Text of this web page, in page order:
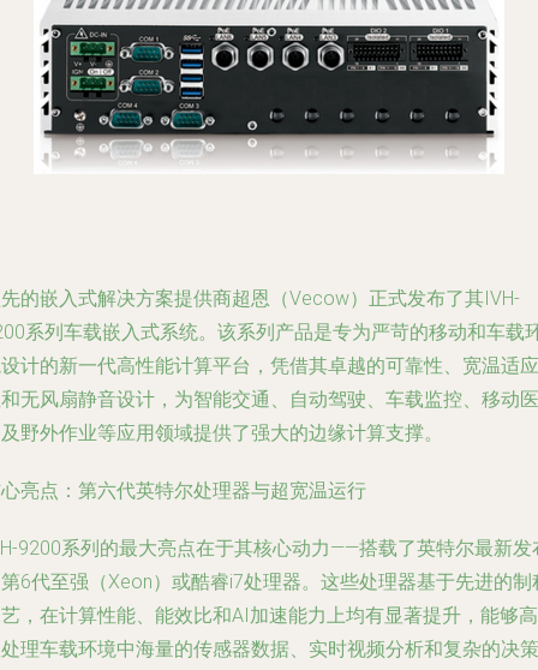
的嵌入式解决方案提供商超恩（Vecow）正式发布了其IVH-
系列车载嵌入式系统。该系列产品是专为严苛的移动和车载
计的新一代高性能计算平台，凭借其卓越的可靠性、宽温适应
无风扇静音设计，为智能交通、自动驾驶、车载监控、移动医
野外作业等应用领域提供了强大的边缘计算支撑。
亮点：第六代英特尔处理器与超宽温运行
9200系列的最大亮点在于其核心动力——搭载了英特尔最新发
6代至强（Xeon）或酷睿i7处理器。这些处理器基于先进的制
，在计算性能、能效比和AI加速能力上均有显著提升，能够高
理车载环境中海量的传感器数据、实时视频分析和复杂的决策